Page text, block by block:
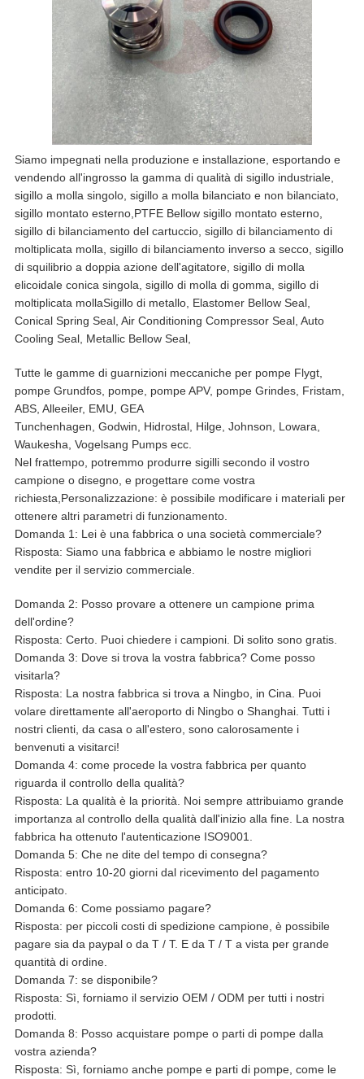
Siamo impegnati nella produzione e installazione, esportando e
vendendo all'ingrosso la gamma di qualità di sigillo industriale,
sigillo a molla singolo, sigillo a molla bilanciato e non bilanciato,
sigillo montato esterno,PTFE Bellow sigillo montato esterno,
sigillo di bilanciamento del cartuccio, sigillo di bilanciamento di
moltiplicata molla, sigillo di bilanciamento inverso a secco, sigillo
di squilibrio a doppia azione dell'agitatore, sigillo di molla
elicoidale conica singola, sigillo di molla di gomma, sigillo di
moltiplicata mollaSigillo di metallo, Elastomer Bellow Seal,
Conical Spring Seal, Air Conditioning Compressor Seal, Auto
Cooling Seal, Metallic Bellow Seal,
Tutte le gamme di guarnizioni meccaniche per pompe Flygt,
pompe Grundfos, pompe, pompe APV, pompe Grindes, Fristam,
ABS, Alleeiler, EMU, GEA
Tunchenhagen, Godwin, Hidrostal, Hilge, Johnson, Lowara,
Waukesha, Vogelsang Pumps ecc.
Nel frattempo, potremmo produrre sigilli secondo il vostro
campione o disegno, e progettare come vostra
richiesta, Personalizzazione: è possibile modificare i materiali per
ottenere altri parametri di funzionamento.
Domanda 1: Lei è una fabbrica o una società commerciale?
Risposta: Siamo una fabbrica e abbiamo le nostre migliori
vendite per il servizio commerciale.
Domanda 2: Posso provare a ottenere un campione prima
dell'ordine?
Risposta: Certo. Puoi chiedere i campioni. Di solito sono gratis.
Domanda 3: Dove si trova la vostra fabbrica? Come posso
visitarla?
Risposta: La nostra fabbrica si trova a Ningbo, in Cina. Puoi
volare direttamente all'aeroporto di Ningbo o Shanghai. Tutti i
nostri clienti, da casa o all'estero, sono calorosamente i
benvenuti a visitarci!
Domanda 4: come procede la vostra fabbrica per quanto
riguarda il controllo della qualità?
Risposta: La qualità è la priorità. Noi sempre attribuiamo grande
importanza al controllo della qualità dall'inizio alla fine. La nostra
fabbrica ha ottenuto l'autenticazione ISO9001.
Domanda 5: Che ne dite del tempo di consegna?
Risposta: entro 10-20 giorni dal ricevimento del pagamento
anticipato.
Domanda 6: Come possiamo pagare?
Risposta: per piccoli costi di spedizione campione, è possibile
pagare sia da paypal o da T / T. E da T / T a vista per grande
quantità di ordine.
Domanda 7: se disponibile?
Risposta: Sì, forniamo il servizio OEM / ODM per tutti i nostri
prodotti.
Domanda 8: Posso acquistare pompe o parti di pompe dalla
vostra azienda?
Risposta: Sì, forniamo anche pompe e parti di pompe, come le